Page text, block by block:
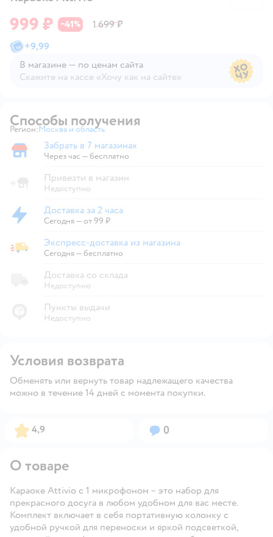
999 ₽ −41%
1 699 ₽
+9,99
В магазине — по ценам сайта
Скажите на кассе «Хочу как на сайте»
Способы получения
Регион: Выбор адреса доставки.
Москва и область
Забрать в магазине
Забрать в 7 магазинах
Через час — бесплатно
Привезти в магазин
Недоступно
Доставка за 2 часа
Доставка за 2 часа
Сегодня—от 99 ₽
Экспресс-доставка из магазина
Экспресс-доставка из магазина
Сегодня—бесплатно
Доставка со склада
Недоступно
Пункты выдачи
Недоступно
Условия возврата
Обменять или вернуть товар надлежащего качества
можно в течение 14 дней с момента покупки.
Рейтинг:
4,9 Вопросов:
0
О товаре
Караоке Attivio с 1 микрофоном – это набор для
прекрасного досуга в любом удобном для вас месте.
Комплект включает в себя портативную колонку с
удобной ручкой для переноски и яркой подсветкой,